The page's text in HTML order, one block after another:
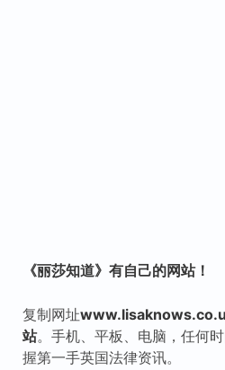
《丽莎知道》有自己的网站！
复制网址
站。手机、平板、电脑，任何
握第一手英国法律资讯。